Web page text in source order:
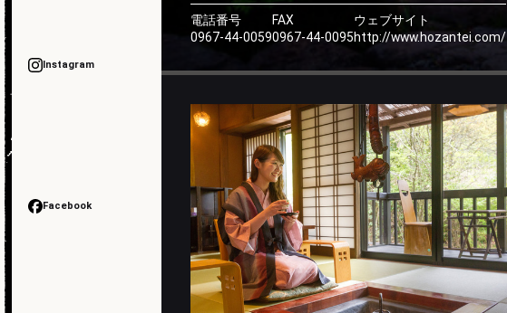
Instagram
Facebook
電話番号
0967-44-0059
FAX
0967-44-0095
ウェブサイト
http://www.hozantei.com/